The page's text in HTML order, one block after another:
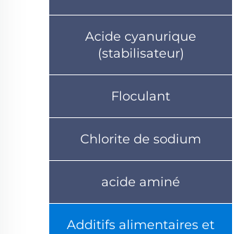
Acide cyanurique
(stabilisateur)
Floculant
Chlorite de sodium
acide aminé
Additifs alimentaires et